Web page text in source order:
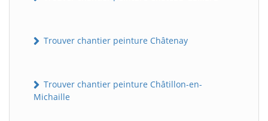
Trouver chantier peinture Châtenay
Trouver chantier peinture Châtillon-en-
Michaille